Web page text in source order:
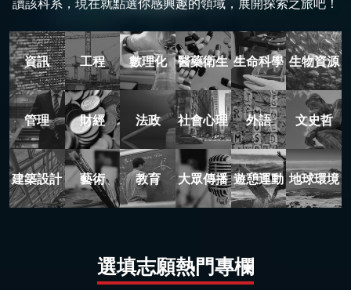
讀該科系，現在就點選你感興趣的領域，展開探索之旅吧！
資訊 工程 數理化 醫藥衛生 生命科學 生物資源
管理 財經 法政 社會心理 外語 文史哲
建築設計 藝術 教育 大眾傳播 遊憩運動 地球環境
選填志願熱門專欄